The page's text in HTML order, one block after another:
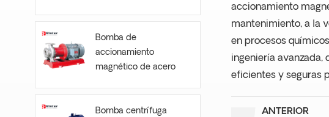
accionamiento
mantenimiento, a la
en procesos
ingeniería avanzada,
eficientes y seguras
ANTERIOR
Bomba de
accionamiento
magnético de acero
Bomba centrífuga